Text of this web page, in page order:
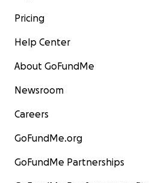
Pricing
Help Center
About GoFundMe
Newsroom
Careers
GoFundMe.org
GoFundMe Partnerships